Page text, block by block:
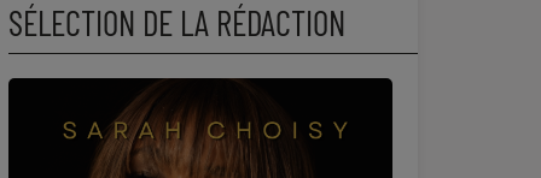
SÉLECTION DE LA RÉDACTION